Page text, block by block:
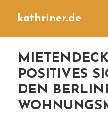
kathriner.de
POSITIVES
DEN